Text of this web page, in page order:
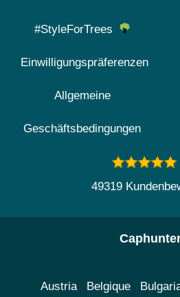
#StyleForTrees
Einwilligungspräferenzen
Allgemeine
Geschäftsbedingungen
49319
Austria Belgique